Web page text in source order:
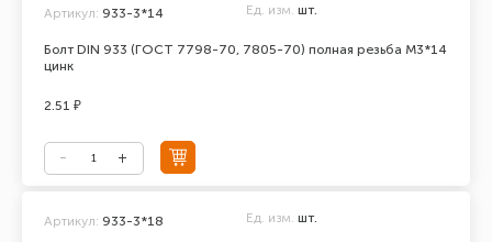
Болт DIN 933 (ГОСТ 7798-70, 7805-70) полная резьба М3*14
цинк
Артикул: 933-3*14 Ед. изм. шт.
2.51 ₽
Артикул: 933-3*18 Ед. изм. шт.